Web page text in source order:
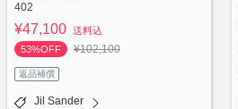
402
¥47,100 送料込
53%OFF
¥102,100
返品補償
Jil Sander